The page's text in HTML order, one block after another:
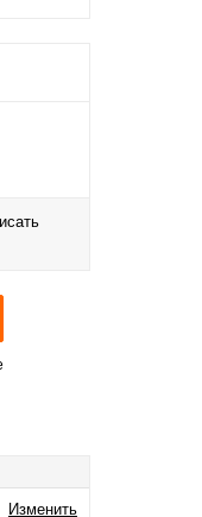
Изменить